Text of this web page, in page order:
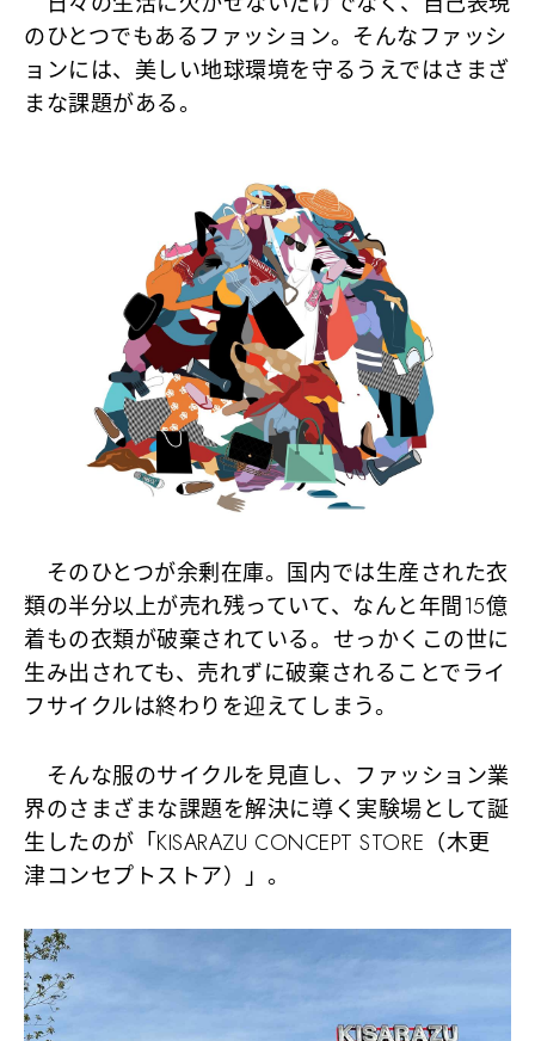
のひとつでもあるファッション。そんなファッシ
ョンには、美しい地球環境を守るうえではさまざ
まな課題がある。
そのひとつが余剰在庫。国内では生産された衣
類の半分以上が売れ残っていて、なんと年間15億
着もの衣類が破棄されている。せっかくこの世に
生み出されても、売れずに破棄されることでライ
フサイクルは終わりを迎えてしまう。
そんな服のサイクルを見直し、ファッション業
界のさまざまな課題を解決に導く実験場として誕
生したのが「KISARAZU CONCEPT STORE（木更
津コンセプトストア）」。